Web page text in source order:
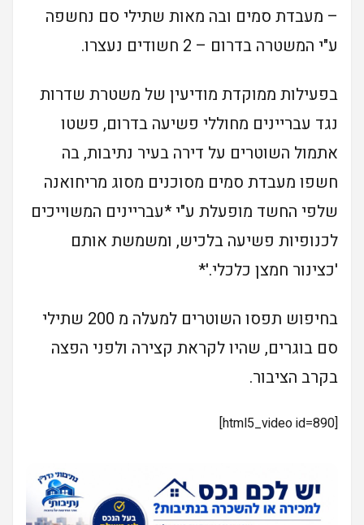
– מעבדת סמים ובה מאות שתילי סם נחשפה
ע"י המשטרה בדרום – 2 חשודים נעצרו.
בפעילות ממוקדת מודיעין של משטרת שדרות
נגד עבריינים מחוללי פשיעה בדרום, פשטו
אתמול השוטרים על דירה בעיר נתיבות, בה
חשפו מעבדת סמים מסוכנים מסוג מריחואנה
שלפי החשד מופעלת ע"י *עבריינים המשוייכים
לכנופיות פשיעה בלכיש, ומשמשת אותם
'כצינור חמצן כלכלי.'*
בחיפוש תפסו השוטרים למעלה מ 200 שתילי
סם בוגרים, שהיו לקראת קצירה ולפני הפצה
בקרב הציבור.
[html5_video id=890]